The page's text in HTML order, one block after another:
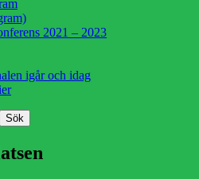
2021 – 2023
igår och idag